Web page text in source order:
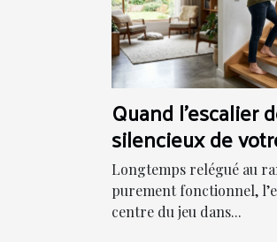
Quand l'escalier
silencieux de
Longtemps relégué au
purement fonctionnel,
centre du jeu dans...